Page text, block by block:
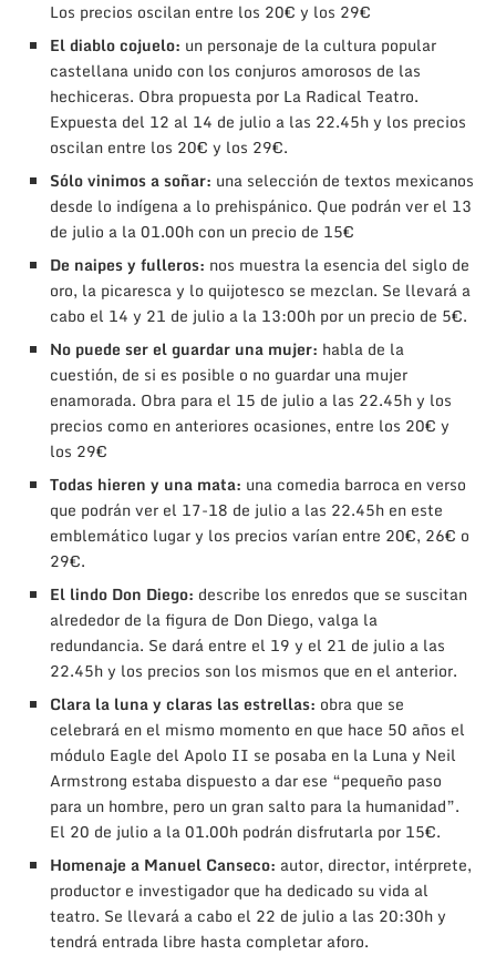
Los precios oscilan entre los 20€ y los 29€
El diablo cojuelo: un personaje de la cultura popular
castellana unido con los conjuros amorosos de las
hechiceras. Obra propuesta por La Radical Teatro.
Expuesta del 12 al 14 de julio a las 22.45h y los precios
oscilan entre los 20€ y los 29€.
Sólo vinimos a soñar: una selección de textos mexicanos
desde lo indígena a lo prehispánico. Que podrán ver el 13
de julio a la 01.00h con un precio de 15€
De naipes y fulleros: nos muestra la esencia del siglo de
oro, la picaresca y lo quijotesco se mezclan. Se llevará a
cabo el 14 y 21 de julio a la 13:00h por un precio de 5€.
No puede ser el guardar una mujer: habla de la
cuestión, de si es posible o no guardar una mujer
enamorada. Obra para el 15 de julio a las 22.45h y los
precios como en anteriores ocasiones, entre los 20€ y
los 29€
Todas hieren y una mata: una comedia barroca en verso
que podrán ver el 17-18 de julio a las 22.45h en este
emblemático lugar y los precios varían entre 20€, 26€ o
29€.
El lindo Don Diego: describe los enredos que se suscitan
alrededor de la figura de Don Diego, valga la
redundancia. Se dará entre el 19 y el 21 de julio a las
22.45h y los precios son los mismos que en el anterior.
Clara la luna y claras las estrellas: obra que se
celebrará en el mismo momento en que hace 50 años el
módulo Eagle del Apolo II se posaba en la Luna y Neil
Armstrong estaba dispuesto a dar ese “pequeño paso
para un hombre, pero un gran salto para la humanidad”.
El 20 de julio a la 01.00h podrán disfrutarla por 15€.
Homenaje a Manuel Canseco: autor, director, intérprete,
productor e investigador que ha dedicado su vida al
teatro. Se llevará a cabo el 22 de julio a las 20:30h y
tendrá entrada libre hasta completar aforo.